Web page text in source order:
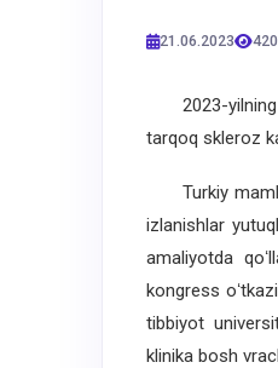
21.06.2023
2023-yilning
tarqoq skleroz
Turkiy
izlanishlar
amaliyotda
kongress
tibbiyot
klinika bosh